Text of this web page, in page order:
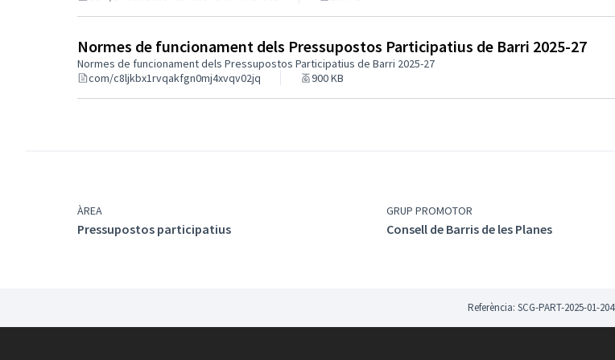
Normes de funcionament dels Pressupostos Participatius de Barri 2025-27
Normes de funcionament dels Pressupostos Participatius de Barri 2025-27
com/c8ljkbx1rvqakfgn0mj4xvqv02jq
900 KB
ÀREA
Pressupostos participatius
GRUP PROMOTOR
Consell de Barris de les Planes
Referència: SCG-PART-2025-01-204